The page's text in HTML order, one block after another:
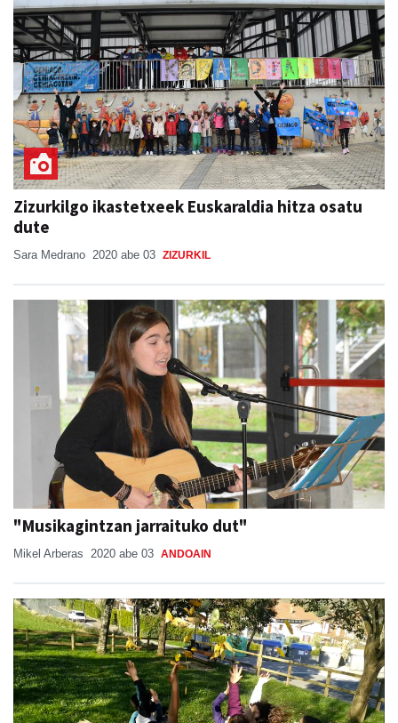
Zizurkilgo ikastetxeek Euskaraldia hitza osatu
dute
Sara Medrano 2020 abe 03 ZIZURKIL
"Musikagintzan jarraituko dut"
Mikel Arberas 2020 abe 03 ANDOAIN